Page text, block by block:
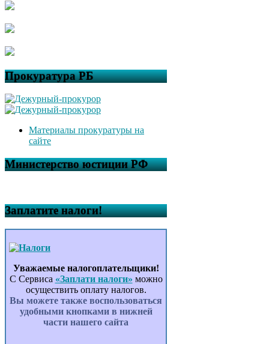
Прокуратура РБ
Материалы прокуратуры на
сайте
Министерство юстиции РФ
Заплатите налоги!
Уважаемые налогоплательщики!
С Сервиса «Заплати налоги» можно
осуществить оплату налогов.
Вы можете также воспользоваться
удобными кнопками в нижней
части нашего сайта